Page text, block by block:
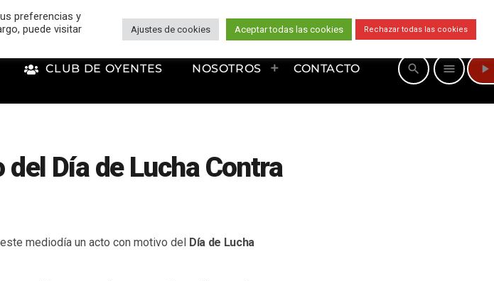
CLUB DE OYENTES NOSOTROS CONTACTO search menu play_arrow
Día de Lucha Contra
mediodía un acto con motivo del Día de Lucha
preferencias y
puede visitar
Ajustes de cookies Aceptar todas las cookies Rechazar todas las cookies